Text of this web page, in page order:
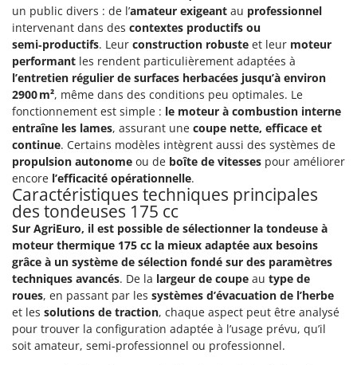
un public divers : de l’amateur exigeant au professionnel
intervenant dans des contextes productifs ou
semi‑productifs. Leur construction robuste et leur moteur
performant les rendent particulièrement adaptées à
l’entretien régulier de surfaces herbacées jusqu’à environ
2900 m², même dans des conditions peu optimales. Le
fonctionnement est simple : le moteur à combustion interne
entraîne les lames, assurant une coupe nette, efficace et
continue. Certains modèles intègrent aussi des systèmes de
propulsion autonome ou de boîte de vitesses pour améliorer
encore l’efficacité opérationnelle.
Caractéristiques techniques principales
des tondeuses 175 cc
Sur AgriEuro, il est possible de sélectionner la tondeuse à
moteur thermique 175 cc la mieux adaptée aux besoins
grâce à un système de sélection fondé sur des paramètres
techniques avancés. De la largeur de coupe au type de
roues, en passant par les systèmes d’évacuation de l’herbe
et les solutions de traction, chaque aspect peut être analysé
pour trouver la configuration adaptée à l’usage prévu, qu’il
soit amateur, semi‑professionnel ou professionnel.